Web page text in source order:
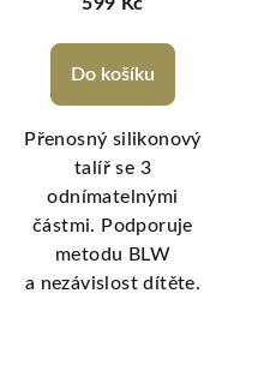
Do košíku
Přenosný silikonový
talíř se 3
odnímatelnými
částmi. Podporuje
metodu BLW
a nezávislost dítěte.